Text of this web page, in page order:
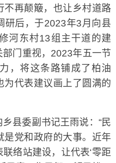
不再颠簸，也让乡村道路
研后，于2023年3月向县
河东村13组主干道的建
门重视，2023年五一节
，将这条路铺成了柏油
为代表建议画上了圆满的
委副书记王雨说：“民
是党和政府的大事。近年
络站建设，让代表‘零距